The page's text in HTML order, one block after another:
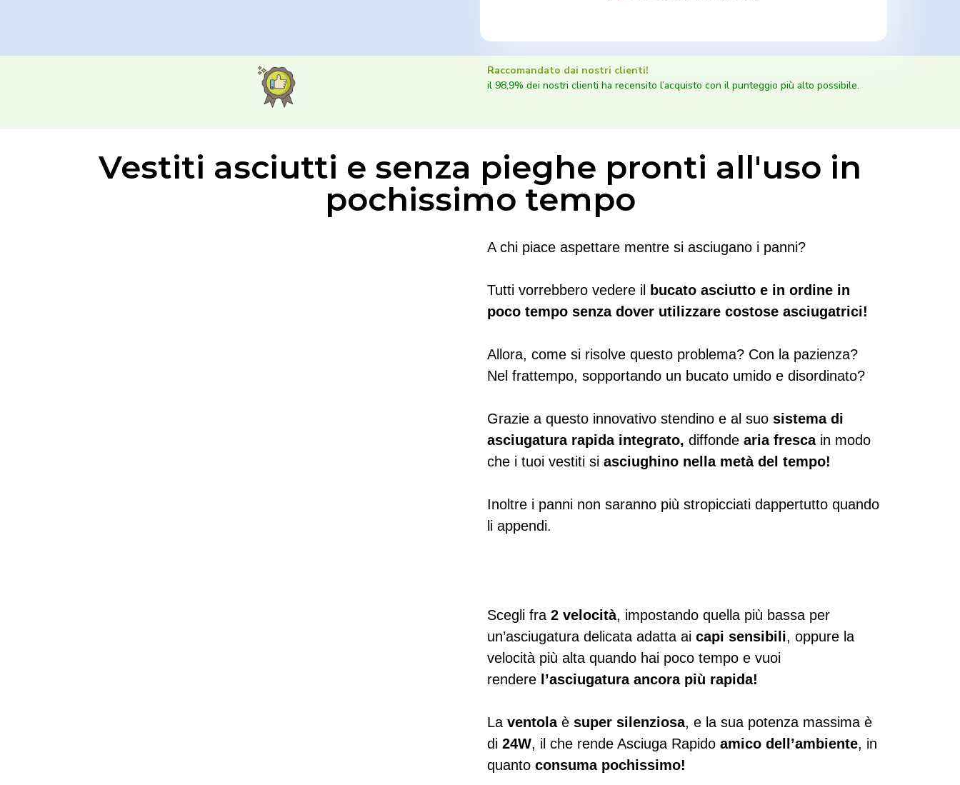
Raccomandato dai nostri clienti!
il 98,9% dei nostri clienti ha recensito l’acquisto con il punteggio più alto possibile.
Vestiti asciutti e senza pieghe pronti all'uso in
pochissimo tempo
A chi piace aspettare mentre si asciugano i panni?
Tutti vorrebbero vedere il bucato asciutto e in ordine in
poco tempo senza dover utilizzare costose asciugatrici!
Allora, come si risolve questo problema? Con la pazienza?
Nel frattempo, sopportando un bucato umido e disordinato?
Grazie a questo innovativo stendino e al suo sistema di
asciugatura rapida integrato, diffonde aria frescain modo
che i tuoi vestiti si asciughino nella metà del tempo!
Inoltre i panni non saranno più stropicciati dappertutto quando
li appendi.
Scegli fra 2 velocità, impostando quella più bassa per
un’asciugatura delicata adatta ai capi sensibili, oppure la
velocità più alta quando hai poco tempo e vuoi
rendere l’asciugatura ancora più rapida!
La ventolaè super silenziosa, e la sua potenza massima è
di 24W, il che rende Asciuga Rapido amico dell’ambiente, in
quanto consuma pochissimo!